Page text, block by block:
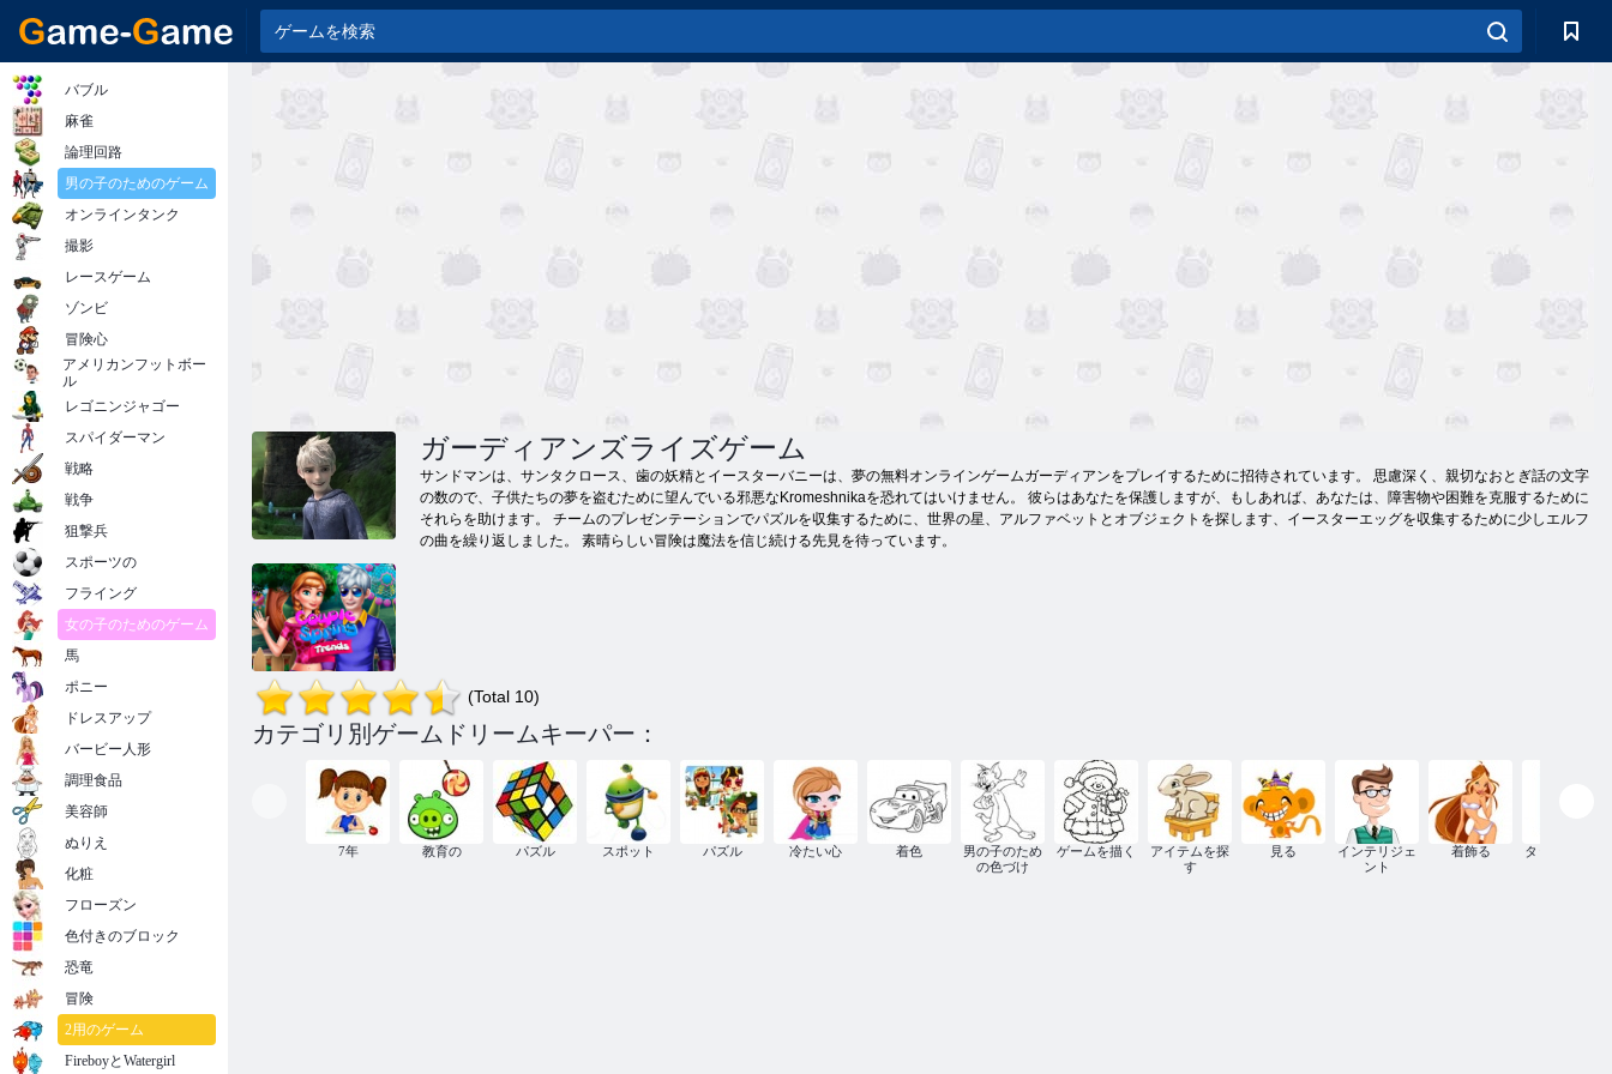
ガーディアンズライズゲーム
サンドマンは、サンタクロース、歯の妖精とイースターバニーは、夢の無料オンラインゲームガーディアンをプレイするために招待されています。 思慮深く、親切なおとぎ話の文字
の数ので、子供たちの夢を盗むために望んでいる邪悪なKromeshnikaを恐れてはいけません。 彼らはあなたを保護しますが、もしあれば、あなたは、障害物や困難を克服するために
それらを助けます。 チームのプレゼンテーションでパズルを収集するために、世界の星、アルファベットとオブジェクトを探します、イースターエッグを収集するために少しエルフ
の曲を繰り返しました。 素晴らしい冒険は魔法を信じ続ける先見を待っています。
カップルの春
(Total 10)
カテゴリ別ゲームドリームキーパー：
7年 教育の パズル スポット パズル 冷たい心 着色
男の子のため
の色づけ
ゲームを描く
アイテムを探
す
見る
インテリジェ
ント
着飾る
タッチスクリ
バブル
麻雀
論理回路
男の子のためのゲーム
オンラインタンク
撮影
レースゲーム
ゾンビ
冒険心
アメリカンフットボー
ル
レゴニンジャゴー
スパイダーマン
戦略
戦争
狙撃兵
スポーツの
フライング
女の子のためのゲーム
馬
ポニー
ドレスアップ
バービー人形
調理食品
美容師
ぬりえ
化粧
フローズン
色付きのブロック
恐竜
冒険
2用のゲーム
FireboyとWatergirl